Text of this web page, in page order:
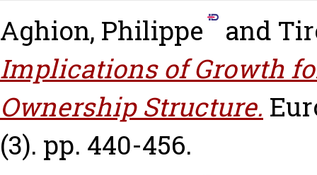
Aghion, Philippe and
Implications of Growth
Ownership Structure.
(3). pp. 440-456.